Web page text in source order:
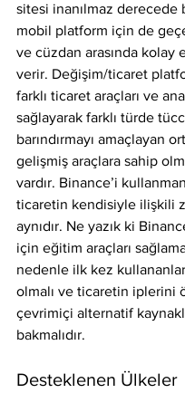
sitesi inanılmaz derecede
mobil platform için de
ve cüzdan arasında kolay
verir. Değişim/ticaret
farklı ticaret araçları ve
sağlayarak farklı türde
barındırmayı amaçlayan
gelişmiş araçlara sahip
vardır. Binance’i
ticaretin kendisiyle ilişkili
aynıdır. Ne yazık ki
için eğitim araçları
nedenle ilk kez
olmalı ve ticaretin iplerini
çevrimiçi alternatif
bakmalıdır.
Desteklenen Ülkeler